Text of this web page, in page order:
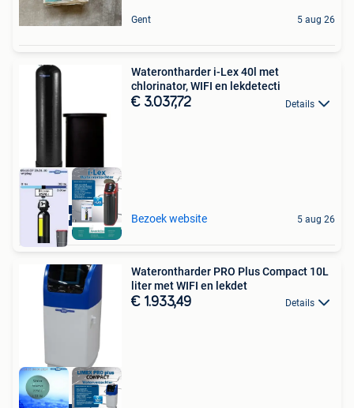
Gent 5 aug 26
Aquariatics
Waterontharder i-Lex 40l met
chlorinator, WIFI en lekdetecti
€ 3.037,72 Details
Bezoek website 5 aug 26
Waterontharder PRO Plus Compact 10L
liter met WIFI en lekdet
€ 1.933,49 Details